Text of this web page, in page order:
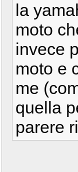
la
moto
invece
moto e
me
quella
parere